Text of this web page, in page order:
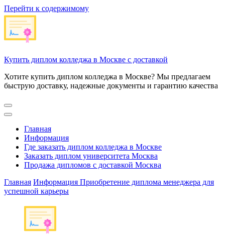
Перейти к содержимому
Купить диплом колледжа в Москве с доставкой
Хотите купить диплом колледжа в Москве? Мы предлагаем
быструю доставку, надежные документы и гарантию качества
Главная
Информация
Где заказать диплом колледжа в Москве
Заказать диплом университета Москва
Продажа дипломов с доставкой Москва
Главная Информация Приобретение диплома менеджера для
успешной карьеры